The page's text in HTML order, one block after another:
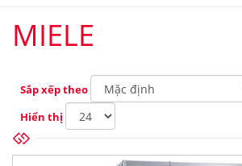
MIELE
Sắp xếp theo
Hiển thị